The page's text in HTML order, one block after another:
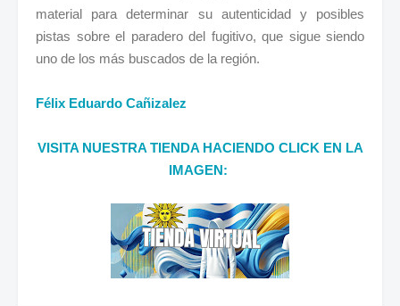
material para determinar su autenticidad y posibles
pistas sobre el paradero del fugitivo, que sigue siendo
uno de los más buscados de la región.
Félix Eduardo Cañizalez
VISITA NUESTRA TIENDA HACIENDO CLICK EN LA
IMAGEN: